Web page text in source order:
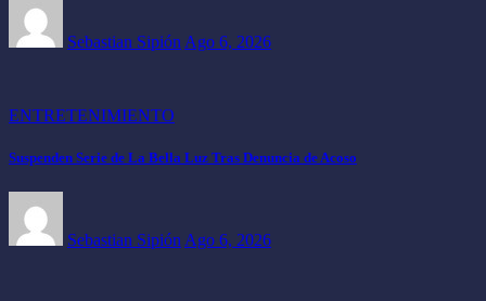
Sebastian Sipión Ago 6, 2026
ENTRETENIMIENTO
Suspenden Serie de La Bella Luz Tras Denuncia de Acoso
Sebastian Sipión Ago 6, 2026